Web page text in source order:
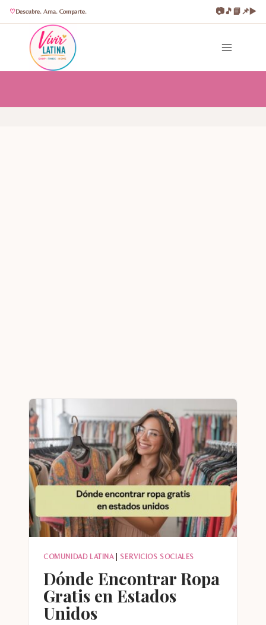
Descubre. Ama. Comparte. 📷🎵📘📌▶️
contenido
COMUNIDAD LATINA| SERVICIOS SOCIALES
Dónde Encontrar Ropa
Gratis en Estados
Unidos